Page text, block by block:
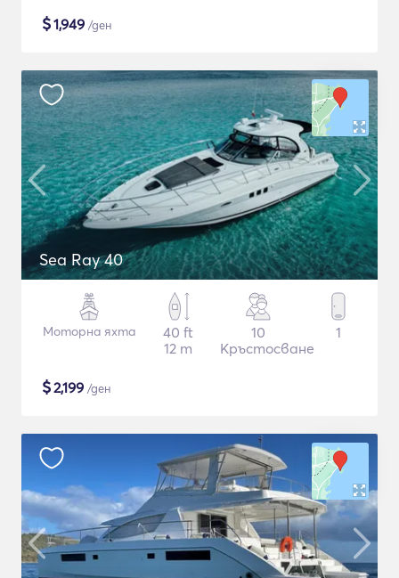
$1,949 /ден
Sea Ray 40
Моторна яхта
40 ft
12 m
10
Кръстосване
1
$2,199 /ден